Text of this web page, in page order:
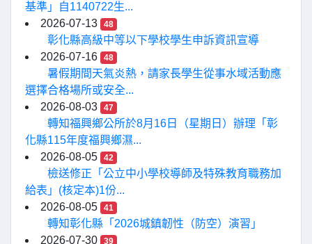
基準」自1140722生...
2026-07-13
48
彰化縣高級中等以下學校學生申訴資訊宣導
2026-07-16
48
暑假期間天氣炎熱，請家長學生從事水域活動應
選擇合格場所或安全...
2026-08-03
47
轉知福興鄉公所於8月16日（星期日）辦理「彰
化縣115年度福興鄉濕...
2026-08-05
42
檢送修正「公立中小學校導師及特殊教育職務加
給表」(核定本)1份...
2026-08-05
41
轉知彰化縣「2026城鎮韌性（防空）演習」
2026-07-30
39